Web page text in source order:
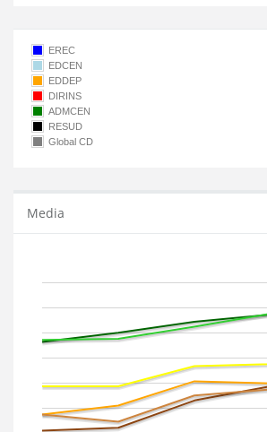
EREC
EDCEN
EDDEP
DIRINS
ADMCEN
RESUD
Global CD
Media